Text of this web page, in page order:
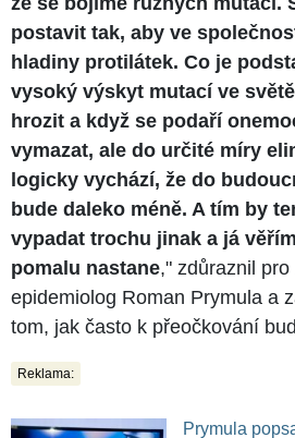
postavit tak, aby ve
hladiny protilátek. Co je
vysoký výskyt mutací ve
hrozit a když se podaří
vymazat, ale do určité míry
logicky vychází, že do
bude daleko méně. A tím by
vypadat trochu jinak a já
pomalu nastane," zdůraznil
epidemiolog Roman Prymula a
tom, jak často k přeočkování
Reklama:
Prymula